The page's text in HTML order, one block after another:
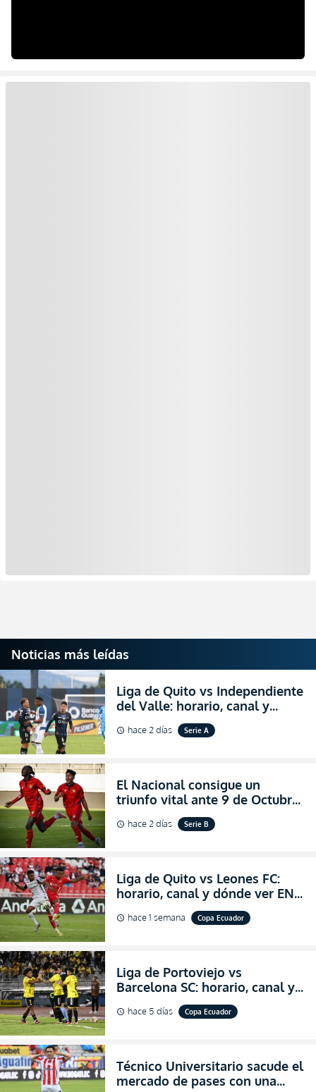
Noticias más leídas
Liga de Quito vs Independiente
del Valle: horario, canal y
dónde ver EN VIVO el
partidazo por la fecha 24 de la
schedule hace 2 días Serie A
El Nacional consigue un
triunfo vital ante 9 de Octubre
para encender la fe en la
salvación
schedule hace 2 días Serie B
Liga de Quito vs Leones FC:
horario, canal y dónde ver EN
VIVO los octavos de final de la
Copa Ecuador 2026
schedule hace 1 semana Copa Ecuador
Liga de Portoviejo vs
Barcelona SC: horario, canal y
dónde ver EN VIVO los octavos
de final de la Copa Ecuador
schedule hace 5 días Copa Ecuador
Técnico Universitario sacude el
mercado de pases con una